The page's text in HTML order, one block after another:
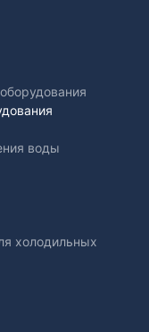
воды
холодильных